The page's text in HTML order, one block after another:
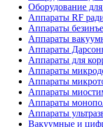
Оборудование
Аппараты RF
Аппараты
Аппараты
Аппараты
Аппараты для
Аппараты
Аппараты
Аппараты
Аппараты
Аппараты
Вакуумные и